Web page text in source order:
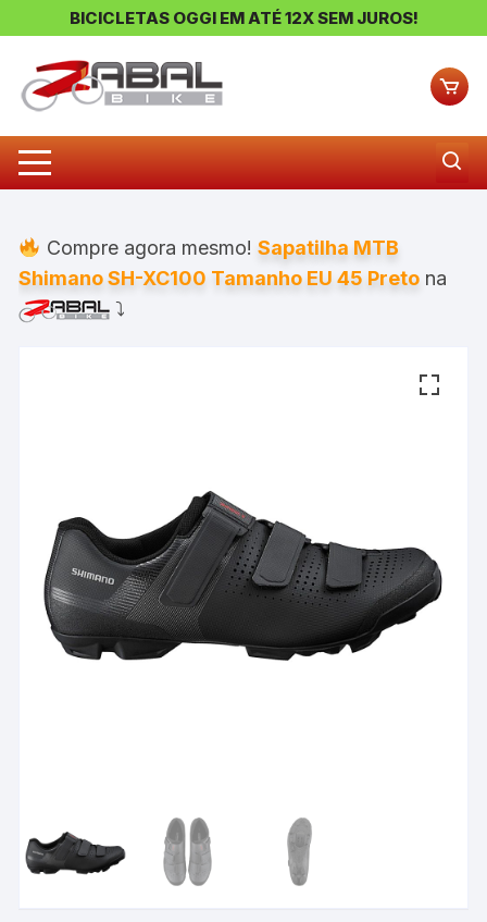
BICICLETAS OGGI EM ATÉ 12X SEM JUROS!
Compre agora mesmo! Sapatilha MTB
Shimano SH-XC100 Tamanho EU 45 Preto na
⤵